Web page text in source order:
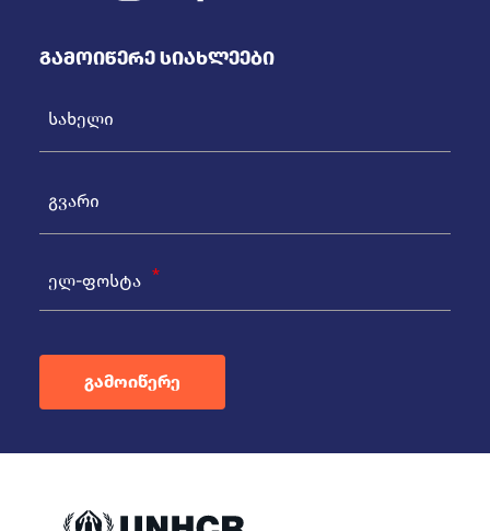
Გამოიწერე Სიახლეები
ელ-ფოსტა
გამოიწერე